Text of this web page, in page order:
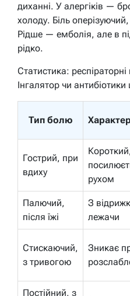
диханні. У алергіків —
холоду. Біль
Рідше — емболія, але в
рідко.
Статистика:
Інгалятор чи
Тип болю
Гострий, при
вдиху
Короткий,
рухом
Палючий,
після їжі
З
лежачи
Стискаючий,
з тривогою
Зникає
Постійний, з